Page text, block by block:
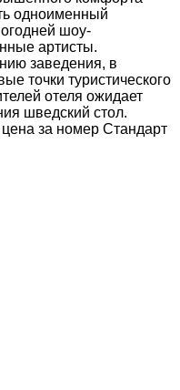
одноименный
шоу-
артисты.
заведения, в
точки туристического
отеля ожидает
шведский стол.
за номер Стандарт